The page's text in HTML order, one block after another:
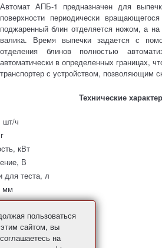
Автомат АПБ-1 предназначен для
поверхности периодически
поджаренный блин отделяется ножом, а
валика. Время выпечки задается с
отделения блинов полностью
автоматически в определенных границах,
транспортер с устройством, позволяющим
Технические
шт/ч
кВт
В
для теста, л
мм
пользоваться
этим сайтом, вы
соглашаетесь на